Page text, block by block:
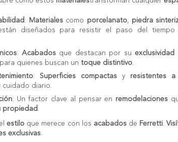
: Materialescomo porcelanato, piedra
diseñados para resistir el paso del tiempo
: Acabadosque destacan por suexclusividad
quienes buscan un toque distintivo.
: Superficies compactas y resistentes a
cuidado diario.
: Un factor clave al pensar en remodelaciones
propiedad.
estilo que merece con los acabadosde Ferretti.
exclusivas.